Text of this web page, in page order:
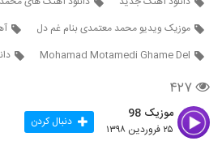
2766
محمد غدیری
2768
دانلود آهنگ
۲۸۵ بازدید
موزیک ویدیو محمد معتمدی بنام غم دل
Mohamad Motamedi Ghame Del
۴۲۷
موزیک 98
۲۵ فروردین ۱۳۹۸ دنبال کردن